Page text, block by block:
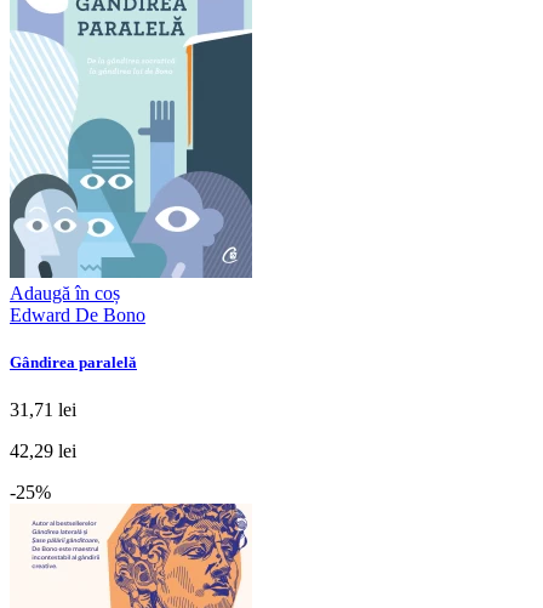
Adaugă în coș
Edward De Bono
Gândirea paralelă
31,71 lei
42,29 lei
-25%